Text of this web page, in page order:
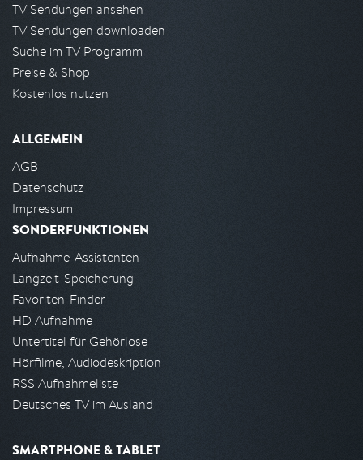
TV Sendungen ansehen
TV Sendungen downloaden
Suche im TV Programm
Preise & Shop
Kostenlos nutzen
ALLGEMEIN
AGB
Datenschutz
Impressum
SONDERFUNKTIONEN
Aufnahme-Assistenten
Langzeit-Speicherung
Favoriten-Finder
HD Aufnahme
Untertitel für Gehörlose
Hörfilme, Audiodeskription
RSS Aufnahmeliste
Deutsches TV im Ausland
SMARTPHONE & TABLET